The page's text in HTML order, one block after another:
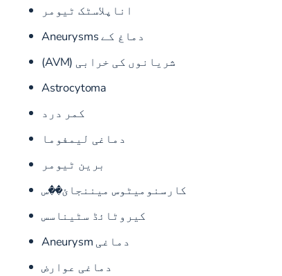
اناپلاسٹک ٹیومر
دماغ کے Aneurysms
شریانوں کی خرابی (AVM)
Astrocytoma
کمر درد
دماغی لیمفوما
برین ٹیومر
کارسنومیٹوس میننجائ��س
کیروٹائڈ سٹیناسس
دماغی Aneurysm
دماغی عوارض